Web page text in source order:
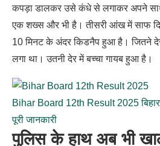
कपड़ा डालकर उसे कंधे से लगाकर अपने
एक शख्स और भी है। तीसरी आंख में साफ
10 मिनट के अंदर किडनैप हुआ है। जितने
लगा था। उतनी देर में बच्चा गायब हुआ है।
Bihar Board 12th Result 2025 बिहार
पूरी जानकारी
पुलिस के हाथ अब भी